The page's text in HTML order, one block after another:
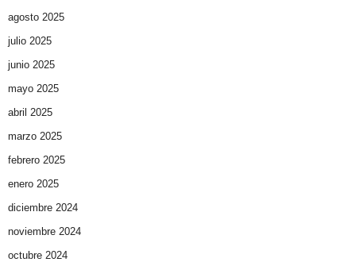
agosto 2025
julio 2025
junio 2025
mayo 2025
abril 2025
marzo 2025
febrero 2025
enero 2025
diciembre 2024
noviembre 2024
octubre 2024